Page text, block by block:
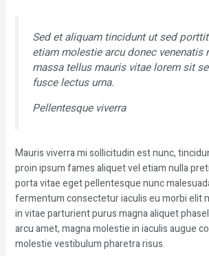
Sed et aliquam tincidunt ut sed
etiam molestie arcu donec venenatis
massa tellus mauris vitae lorem sit
fusce lectus urna.
Pellentesque viverra
Mauris viverra mi sollicitudin est nunc,
proin ipsum fames aliquet vel etiam nulla
porta vitae eget pellentesque nunc
fermentum consectetur iaculis eu morbi elit
in vitae parturient purus magna aliquet
arcu amet, magna molestie in iaculis augue
molestie vestibulum pharetra risus.